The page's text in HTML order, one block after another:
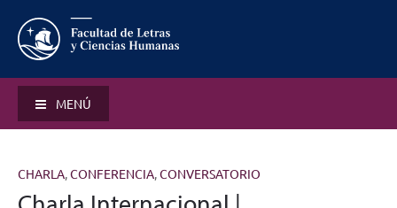
MENÚ
CHARLA,CONFERENCIA,CONVERSATORIO